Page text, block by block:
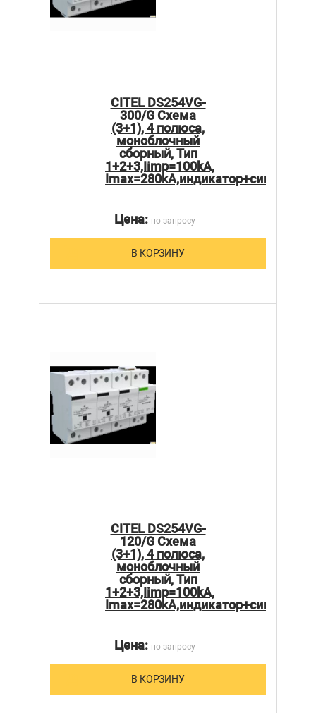
CITEL DS254VG-
300/G Схема
(3+1), 4 полюса,
моноблочный
сборный, Тип
1+2+3,Iimp=100kA,
Цена:по запросу
В КОРЗИНУ
CITEL DS254VG-
120/G Схема
(3+1), 4 полюса,
моноблочный
сборный, Тип
1+2+3,Iimp=100kA,
Цена:по запросу
В КОРЗИНУ